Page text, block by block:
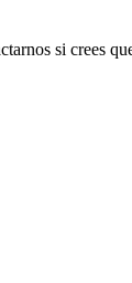
si crees